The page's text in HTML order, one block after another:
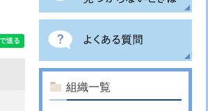
組織一覧